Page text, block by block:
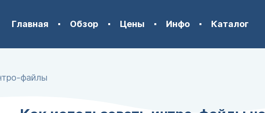
Главная Обзор Цены Инфо Каталог
файлы